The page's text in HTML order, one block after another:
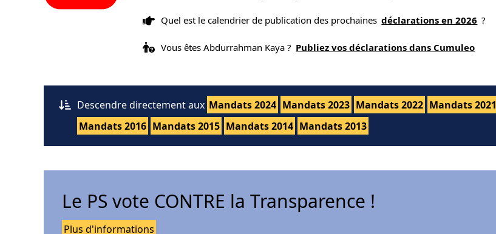
Quel est le calendrier de publication des prochaines déclarations en 2026 ?
Vous êtes Abdurrahman Kaya ? Publiez vos déclarations dans Cumuleo
Descendre directement aux Mandats 2024 Mandats 2023 Mandats 2022 Mandats 2021
Mandats 2016 Mandats 2015 Mandats 2014 Mandats 2013
Le PS vote CONTRE la Transparence !
Plus d'informations